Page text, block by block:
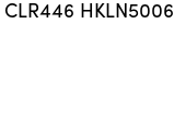
HKLN5006